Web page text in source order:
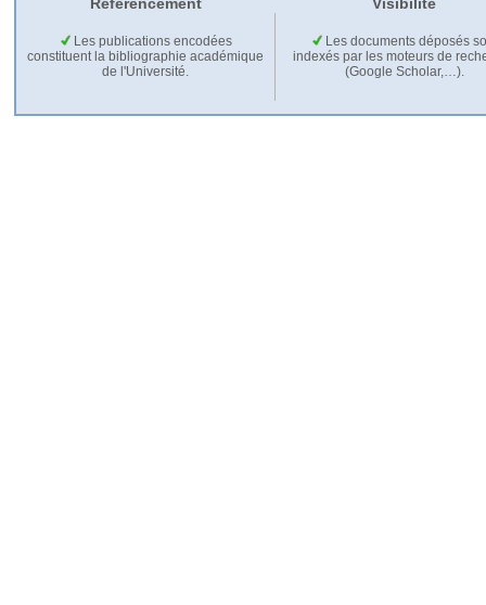
Les publications encodées
constituent la bibliographie académique
de l'Université.
Les documents déposés
indexés par les moteurs de
(Google Scholar,…).